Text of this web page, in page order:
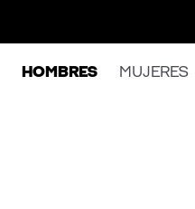
HOMBRES MUJERES